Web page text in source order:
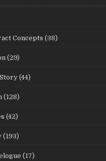
Concepts (38)
(29)
(44)
(128)
(42)
(193)
(17)